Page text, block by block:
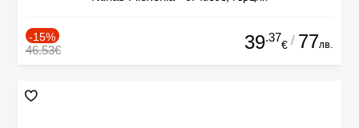
-15%
46.53€ 39.37
€ / 77лв.